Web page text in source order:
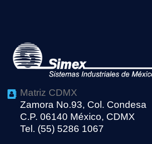
Matriz CDMX
Zamora No.93, Col. Condesa
C.P. 06140 México, CDMX
Tel. (55) 5286 1067